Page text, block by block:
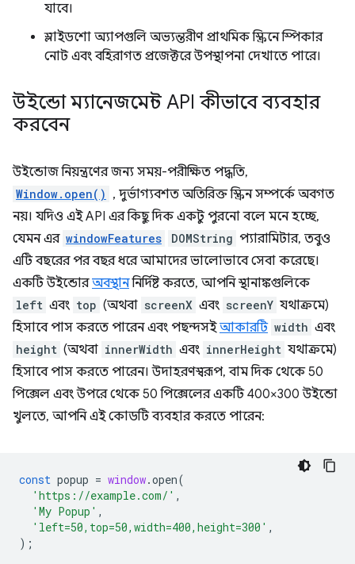
যাবে।
স্লাইডশো অ্যাপগুলি অভ্যন্তরীণ প্রাথমিক স্ক্রিনে স্পিকার
নোট এবং বহিরাগত প্রজেক্টরে উপস্থাপনা দেখাতে পারে।
উইন্ডো ম্যানেজমেন্ট API কীভাবে ব্যবহার
করবেন
উইন্ডোজ নিয়ন্ত্রণের জন্য সময়-পরীক্ষিত পদ্ধতি,
Window.open() , দুর্ভাগ্যবশত অতিরিক্ত স্ক্রিন সম্পর্কে অবগত
নয়। যদিও এই API এর কিছু দিক একটু পুরনো বলে মনে হচ্ছে,
যেমন এর windowFeatures DOMString প্যারামিটার, তবুও
এটি বছরের পর বছর ধরে আমাদের ভালোভাবে সেবা করেছে।
একটি উইন্ডোরঅবস্থাননির্দিষ্ট করতে, আপনি স্থানাঙ্কগুলিকে
left এবং top (অথবা screenX এবং screenY যথাক্রমে)
হিসাবে পাস করতে পারেন এবং পছন্দসইআকারটি width এবং
height (অথবা innerWidth এবং innerHeight যথাক্রমে)
হিসাবে পাস করতে পারেন। উদাহরণস্বরূপ, বাম দিক থেকে 50
পিক্সেল এবং উপরে থেকে 50 পিক্সেলের একটি 400×300 উইন্ডো
খুলতে, আপনি এই কোডটি ব্যবহার করতে পারেন:
const popup = window.open(
'https://example.com/' ,
'My Popup' ,
'left=50,top=50,width=400,height=300' ,
);